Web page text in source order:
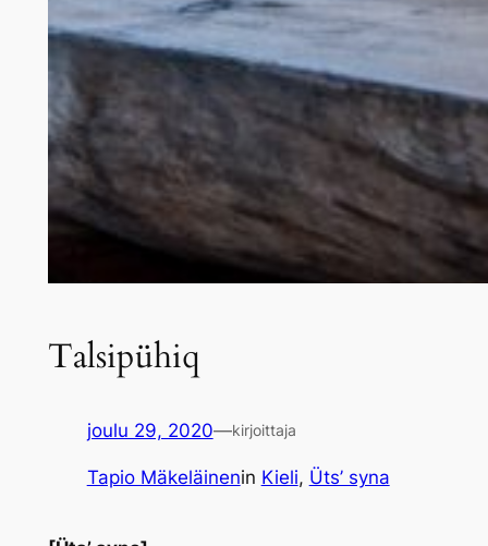
Talsipühiq
joulu 29, 2020—kirjoittaja
Tapio Mäkeläinenin Kieli, Üts’ syna